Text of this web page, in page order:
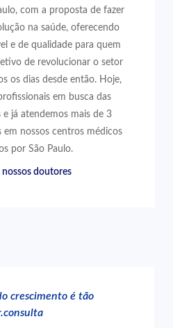
com a proposta de fazer
na saúde, oferecendo
e de qualidade para quem
de revolucionar o setor
os dias desde então. Hoje,
em busca das
e já atendemos mais de 3
em nossos centros médicos
por São Paulo.
nossos doutores
crescimento é tão